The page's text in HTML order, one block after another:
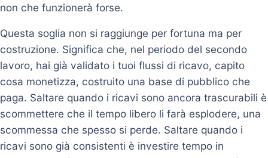
non che funzionerà forse.
Questa soglia non si raggiunge per fortuna ma per
costruzione. Significa che, nel periodo del secondo
lavoro, hai già validato i tuoi flussi di ricavo, capito
cosa monetizza, costruito una base di pubblico che
paga. Saltare quando i ricavi sono ancora trascurabili è
scommettere che il tempo libero li farà esplodere, una
scommessa che spesso si perde. Saltare quando i
ricavi sono già consistenti è investire tempo in